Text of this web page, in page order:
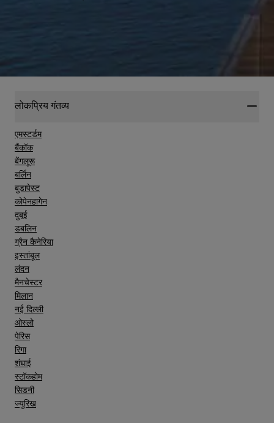
लोकप्रिय गंतव्य
एमस्टर्डम
बैंकॉक
बेंगलूरू
बर्लिन
बुडापेस्ट
कोपेनहागेन
दुबई
डबलिन
ग्रैन कैनेरिया
इस्तांबूल
लंदन
मैनचेस्टर
मिलान
नई दिल्ली
ओस्लो
पेरिस
रिगा
शंघाई
स्टॉकहोम
सिडनी
ज्युरिख